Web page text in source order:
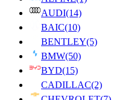
AUDI(14)
BAIC(10)
BENTLEY(5)
BMW(50)
BYD(15)
CADILLAC(2)